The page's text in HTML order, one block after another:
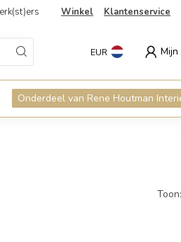
Winkel Klantenservice
EUR
Onderdeel van Rene Houtman
Toon: